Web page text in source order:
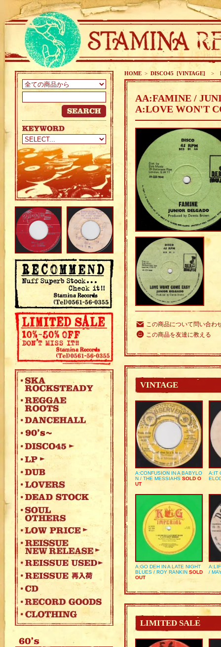
HOME > DISCO45 [VINTAGE] >
AA:FAMINE /
A:LOVE WON'T
この商品について問い合わ
この商品を友達に教える
VINTAGE
A:CONFUSION IN A BABYLO
N / THE MESSIAHS SOLD O
UT
A:IT
A:GO DEH IN A LATE NIGHT
BLUES / ROY RANKIN SOLD
OUT
/
LIMITED SALE